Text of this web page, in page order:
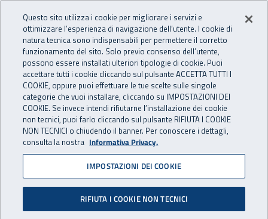
INAIL - Istituto Nazionale
Apri cerca
Navigazione principale
Navigazione - Ti trovi in:
Home Inail comunica Eventi
28 aprile 2021
Webinar – “Safety Day”
Palermo 28 aprile 2021. L’evento online,
Questo sito utilizza i cookie per migliorare i servizi e
ottimizzare l’esperienza di navigazione dell’utente. I cookie di
natura tecnica sono indispensabili per permettere il corretto
funzionamento del sito. Solo previo consenso dell’utente,
possono essere installati ulteriori tipologie di cookie. Puoi
accettare tutti i cookie cliccando sul pulsante ACCETTA TUTTI I
COOKIE, oppure puoi effettuare le tue scelte sulle singole
categorie che vuoi installare, cliccando su IMPOSTAZIONI DEI
COOKIE. Se invece intendi rifiutarne l’installazione dei cookie
non tecnici, puoi farlo cliccando sul pulsante RIFIUTA I COOKIE
NON TECNICI o chiudendo il banner. Per conoscere i dettagli,
consulta la nostra Informativa Privacy.
IMPOSTAZIONI DEI COOKIE
RIFIUTA I COOKIE NON TECNICI